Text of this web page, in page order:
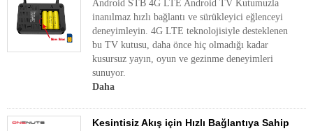
Android STB 4G LTE Android TV Kutumuzla
inanılmaz hızlı bağlantı ve sürükleyici eğlenceyi
deneyimleyin. 4G LTE teknolojisiyle desteklenen
bu TV kutusu, daha önce hiç olmadığı kadar
kusursuz yayın, oyun ve gezinme deneyimleri
sunuyor.
Daha
Kesintisiz Akış için Hızlı Bağlantıya Sahip